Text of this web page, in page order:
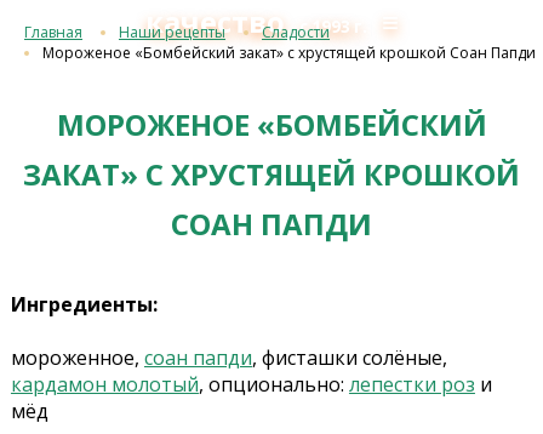
качествос 1993 г. ≡
Главная Наши рецепты
Сладости
Мороженое «Бомбейский закат» с хрустящей крошкой Соан Папди
МОРОЖЕНОЕ «БОМБЕЙСКИЙ
ЗАКАТ» С ХРУСТЯЩЕЙ КРОШКОЙ
СОАН ПАПДИ
Ингредиенты:
мороженное, соан папди, фисташки солёные,
кардамон молотый, опционально: лепестки роз и
мёд